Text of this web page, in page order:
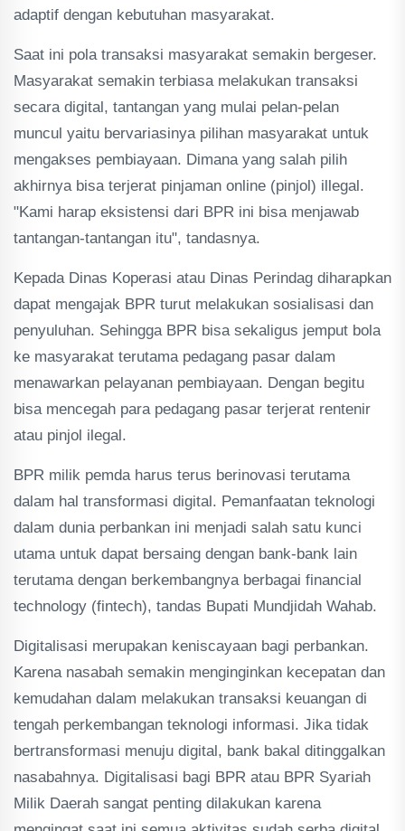
adaptif dengan kebutuhan masyarakat.
Saat ini pola transaksi masyarakat semakin bergeser.
Masyarakat semakin terbiasa melakukan transaksi
secara digital, tantangan yang mulai pelan-pelan
muncul yaitu bervariasinya pilihan masyarakat untuk
mengakses pembiayaan. Dimana yang salah pilih
akhirnya bisa terjerat pinjaman online (pinjol) illegal.
"Kami harap eksistensi dari BPR ini bisa menjawab
tantangan-tantangan itu", tandasnya.
Kepada Dinas Koperasi atau Dinas Perindag diharapkan
dapat mengajak BPR turut melakukan sosialisasi dan
penyuluhan. Sehingga BPR bisa sekaligus jemput bola
ke masyarakat terutama pedagang pasar dalam
menawarkan pelayanan pembiayaan. Dengan begitu
bisa mencegah para pedagang pasar terjerat rentenir
atau pinjol ilegal.
BPR milik pemda harus terus berinovasi terutama
dalam hal transformasi digital. Pemanfaatan teknologi
dalam dunia perbankan ini menjadi salah satu kunci
utama untuk dapat bersaing dengan bank-bank lain
terutama dengan berkembangnya berbagai financial
technology (fintech), tandas Bupati Mundjidah Wahab.
Digitalisasi merupakan keniscayaan bagi perbankan.
Karena nasabah semakin menginginkan kecepatan dan
kemudahan dalam melakukan transaksi keuangan di
tengah perkembangan teknologi informasi. Jika tidak
bertransformasi menuju digital, bank bakal ditinggalkan
nasabahnya. Digitalisasi bagi BPR atau BPR Syariah
Milik Daerah sangat penting dilakukan karena